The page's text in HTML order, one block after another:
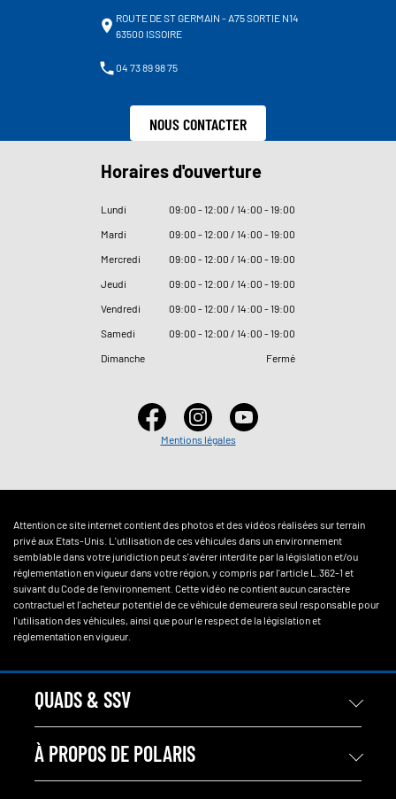
ROUTE DE ST GERMAIN - A75 SORTIE N14
63500 ISSOIRE
04 73 89 98 75
NOUS CONTACTER
Horaires d'ouverture
Lundi 09:00 - 12:00 / 14:00 - 19:00
Mardi
09:00 - 12:00 / 14:00 - 19:00
Mercredi
09:00 - 12:00 / 14:00 - 19:00
Jeudi
09:00 - 12:00 / 14:00 - 19:00
Vendredi
09:00 - 12:00 / 14:00 - 19:00
Samedi
09:00 - 12:00 / 14:00 - 19:00
Dimanche
Fermé
Mentions légales
Attention ce site internet contient des photos et des vidéos réalisées sur terrain
privé aux Etats-Unis. L'utilisation de ces véhicules dans un environnement
semblable dans votre juridiction peut s'avérer interdite par la législation et/ou
réglementation en vigueur dans votre région, y compris par l'article L.362-1 et
suivant du Code de l'environnement. Cette vidéo ne contient aucun caractère
contractuel et l'acheteur potentiel de ce véhicule demeurera seul responsable pour
l'utilisation des véhicules, ainsi que pour le respect de la législation et
réglementation en vigueur.
QUADS & SSV
À PROPOS DE POLARIS